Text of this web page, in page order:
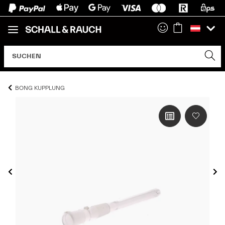
BONG KUPPLUNG